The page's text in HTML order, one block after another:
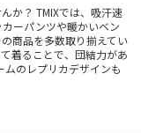
か？ TMIXでは、吸汗速
ーパンツや暖かいベン
商品を多数取り揃えてい
着ることで、団結力があ
のレプリカデザインも